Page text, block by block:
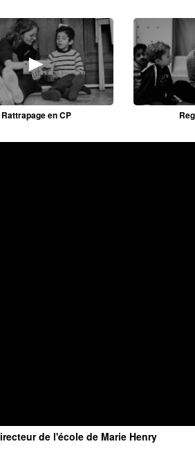
►
Rattrapage en CP
de l'école de Marie Henry